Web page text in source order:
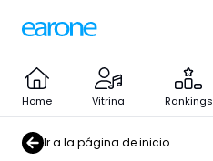
Home Vitrina Rankings
Ir a la página de inicio